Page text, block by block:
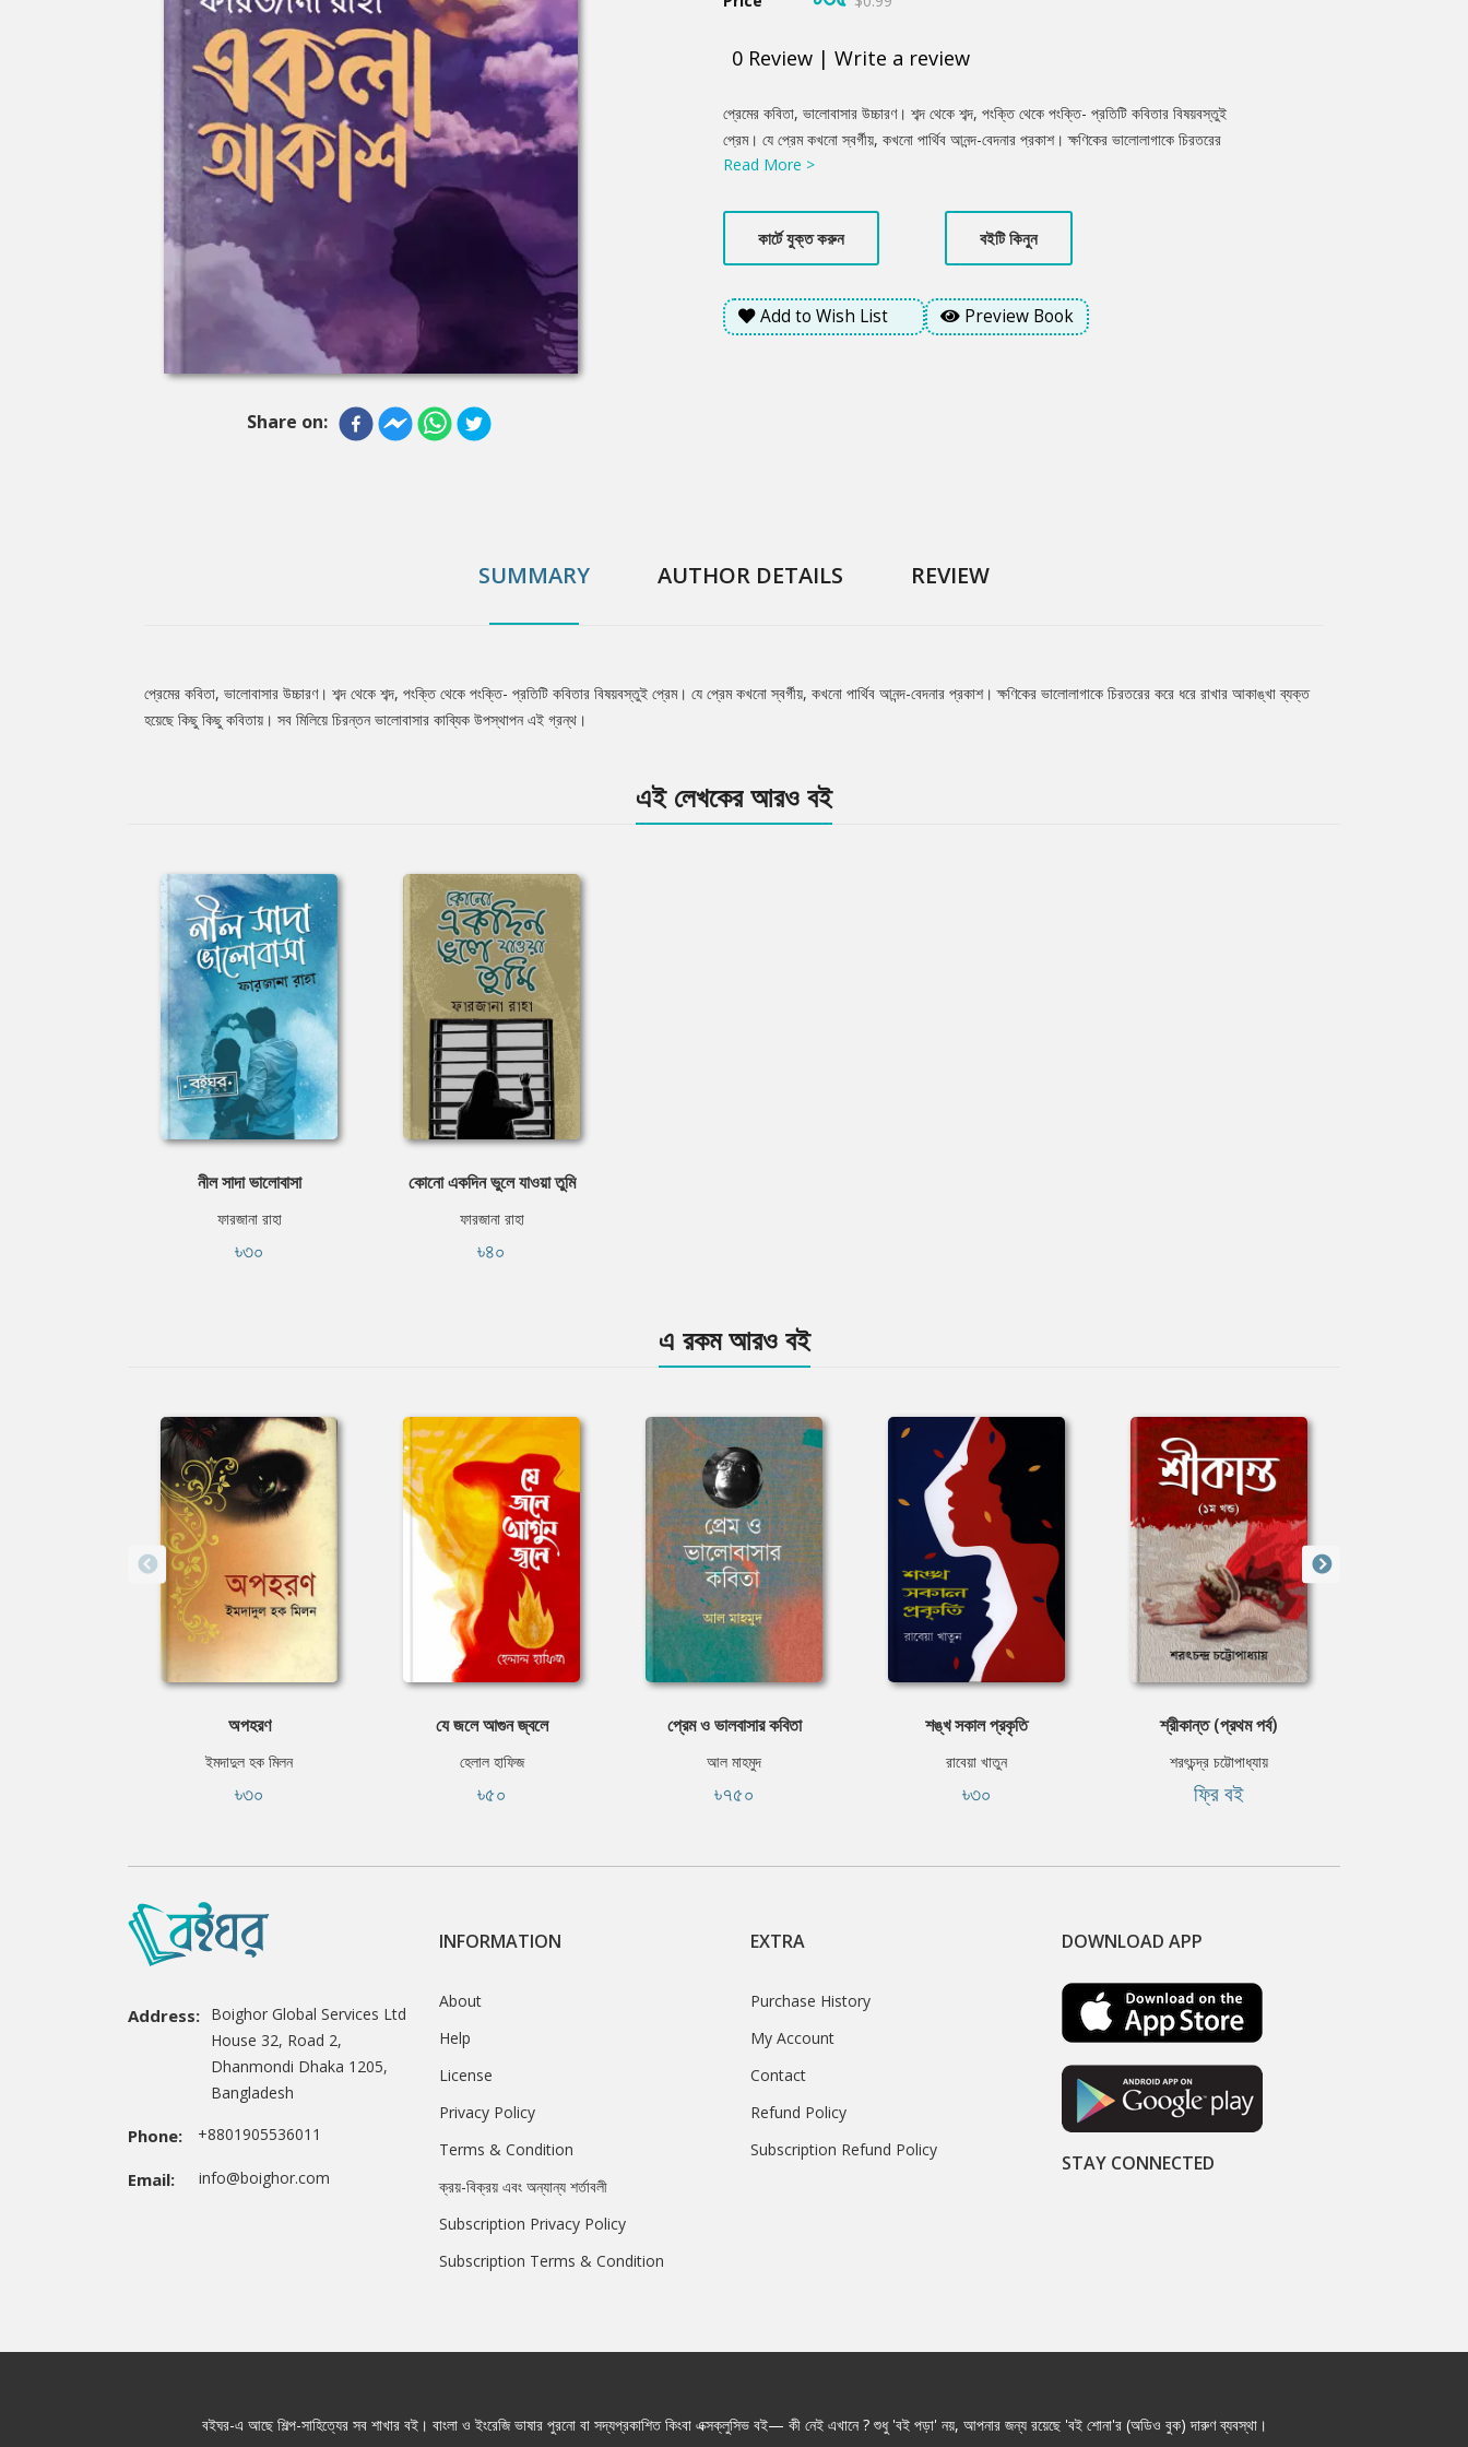
Share on:
0 Review | Write a review
Product
Summery
প্রেমের কবিতা, ভালোবাসার উচ্চারণ। শব্দ থেকে শব্দ, পংক্তি থেকে পংক্তি- প্রতিটি কবিতার বিষয়বস্তুই
প্রেম। যে প্রেম কখনো স্বর্গীয়, কখনো পার্থিব আনন্দ-বেদনার প্রকাশ। ক্ষণিকের ভালোলাগাকে চিরতরের
করে ধরে রাখার আকাঙ্খা ব্যক্ত হয়েছে কিছু কিছু কবিতায়। সব মিলিয়ে চিরন্তন ভালোবাসার কাব্যিক
Read More >
কার্টে যুক্ত করুন বইটি কিনুন
Add to Wish List Preview Book
SUMMARY AUTHOR DETAILS REVIEW
Tab
প্রেমের কবিতা, ভালোবাসার উচ্চারণ। শব্দ থেকে শব্দ, পংক্তি থেকে পংক্তি- প্রতিটি কবিতার বিষয়বস্তুই প্রেম। যে প্রেম কখনো স্বর্গীয়, কখনো পার্থিব আনন্দ-বেদনার প্রকাশ। ক্ষণিকের ভালোলাগাকে চিরতরের করে ধরে রাখার আকাঙ্খা ব্যক্ত
হয়েছে কিছু কিছু কবিতায়। সব মিলিয়ে চিরন্তন ভালোবাসার কাব্যিক উপস্থাপন এই গ্রন্থ।
এই লেখকের আরও বই
নীল সাদা ভালোবাসা
ফারজানা রাহা
৳৩০
কোনো একদিন ভুলে যাওয়া তুমি
ফারজানা রাহা
৳৪০
এ রকম আরও বই
অপহরণ
ইমদাদুল হক মিলন
৳৩০
যে জলে আগুন জ্বলে
হেলাল হাফিজ
৳৫০
প্রেম ও ভালবাসার কবিতা
আল মাহমুদ
৳৭৫০
শঙ্খ সকাল প্রকৃতি
রাবেয়া খাতুন
৳৩০
শ্রীকান্ত (প্রথম পর্ব)
শরৎচন্দ্র চট্টোপাধ্যায়
ফ্রি বই
Address: Boighor Global Services Ltd
House 32, Road 2,
Dhanmondi Dhaka 1205,
Bangladesh
Phone: +8801905536011
Email: info@boighor.com
INFORMATION
About
Help
License
Privacy Policy
Terms & Condition
ক্রয়-বিক্রয় এবং অন্যান্য শর্তাবলী
Subscription Privacy Policy
Subscription Terms & Condition
EXTRA
Purchase History
My Account
Contact
Refund Policy
Subscription Refund Policy
DOWNLOAD APP
STAY CONNECTED
বইঘর-এ আছে শিল্প-সাহিত্যের সব শাখার বই। বাংলা ও ইংরেজি ভাষার পুরনো বা সদ্যপ্রকাশিত কিংবা এক্সক্লুসিভ বই— কী নেই এখানে ? শুধু 'বই পড়া' নয়, আপনার জন্য রয়েছে 'বই শোনা'র (অডিও বুক) দারুণ ব্যবস্থা।